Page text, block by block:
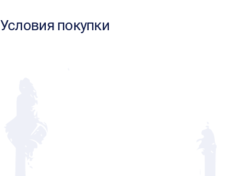
Условия покупки